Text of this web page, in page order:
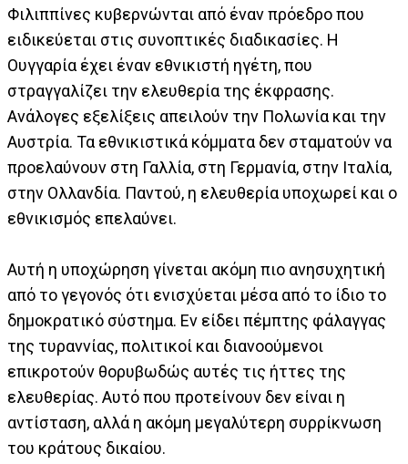
Φιλιππίνες κυβερνώνται από έναν πρόεδρο που
ειδικεύεται στις συνοπτικές διαδικασίες. Η
Ουγγαρία έχει έναν εθνικιστή ηγέτη, που
στραγγαλίζει την ελευθερία της έκφρασης.
Ανάλογες εξελίξεις απειλούν την Πολωνία και την
Αυστρία. Τα εθνικιστικά κόμματα δεν σταματούν να
προελαύνουν στη Γαλλία, στη Γερμανία, στην Ιταλία,
στην Ολλανδία. Παντού, η ελευθερία υποχωρεί και ο
εθνικισμός επελαύνει.
Αυτή η υποχώρηση γίνεται ακόμη πιο ανησυχητική
από το γεγονός ότι ενισχύεται μέσα από το ίδιο το
δημοκρατικό σύστημα. Εν είδει πέμπτης φάλαγγας
της τυραννίας, πολιτικοί και διανοούμενοι
επικροτούν θορυβωδώς αυτές τις ήττες της
ελευθερίας. Αυτό που προτείνουν δεν είναι η
αντίσταση, αλλά η ακόμη μεγαλύτερη συρρίκνωση
του κράτους δικαίου.